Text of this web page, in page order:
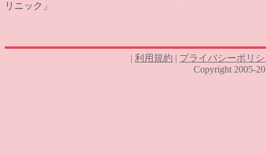
リニック」
| 利用規約 | プライバシーポリ
Copyright 2005-